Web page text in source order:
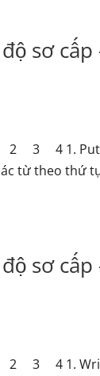
sơ
2 3 4 1. Put
từ theo thứ
sơ
2 3 4 1.